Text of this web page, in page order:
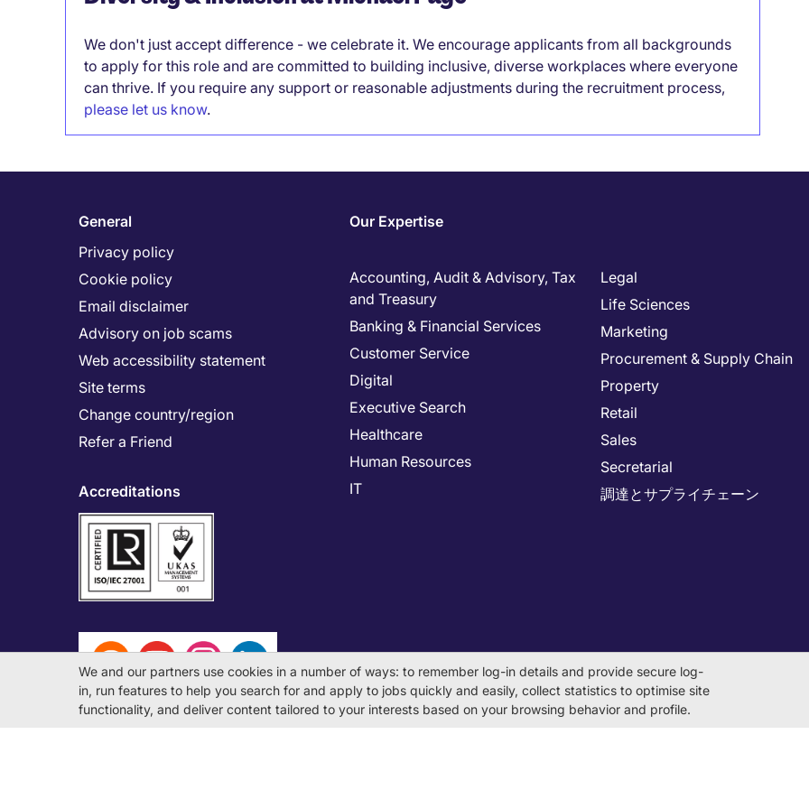
We don't just accept difference - we celebrate it. We encourage applicants from all backgrounds
to apply for this role and are committed to building inclusive, diverse workplaces where everyone
can thrive. If you require any support or reasonable adjustments during the recruitment process,
please let us know.
General
Privacy policy
Cookie policy
Email disclaimer
Advisory on job scams
Web accessibility statement
Site terms
Change country/region
Refer a Friend
Accreditations
Our Expertise
Accounting, Audit & Advisory, Tax
and Treasury
Banking & Financial Services
Customer Service
Digital
Executive Search
Healthcare
Human Resources
IT
Legal
Life Sciences
Marketing
Procurement & Supply Chain
Property
Retail
Sales
Secretarial
調達とサプライチェーン
We and our partners use cookies in a number of ways: to remember log-in details and provide secure log-
in, run features to help you search for and apply to jobs quickly and easily, collect statistics to optimise site
functionality, and deliver content tailored to your interests based on your browsing behavior and profile.